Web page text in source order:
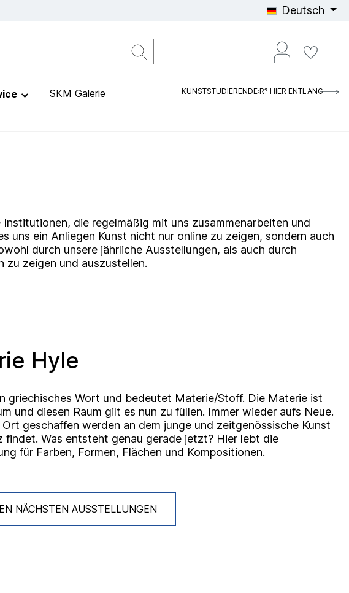
Deutsch
SKM Galerie KUNSTSTUDIERENDE:R? HIER ENTLANG
die regelmäßig mit uns zusammenarbeiten und
uns ein Anliegen Kunst nicht nur online zu zeigen, sondern auch
durch unsere jährliche Ausstellungen, als auch durch
zu zeigen und auszustellen.
Hyle
griechisches Wort und bedeutet Materie/Stoff. Die Materie ist
und diesen Raum gilt es nun zu füllen. Immer wieder aufs Neue.
Ort geschaffen werden an dem junge und zeitgenössische Kunst
findet. Was entsteht genau gerade jetzt? Hier lebt die
für Farben, Formen, Flächen und Kompositionen.
NÄCHSTEN AUSSTELLUNGEN